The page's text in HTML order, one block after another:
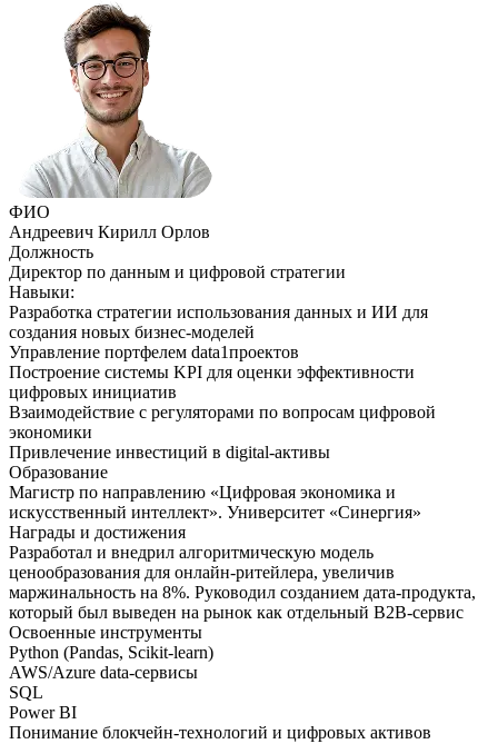
ФИО
Андреевич Кирилл Орлов
Должность
Директор по данным и цифровой стратегии
Навыки:
Разработка стратегии использования данных и ИИ для
создания новых бизнес-моделей
Управление портфелем data1проектов
Построение системы KPI для оценки эффективности
цифровых инициатив
Взаимодействие с регуляторами по вопросам цифровой
экономики
Привлечение инвестиций в digital-активы
Образование
Магистр по направлению «Цифровая экономика и
искусственный интеллект». Университет «Синергия»
Награды и достижения
Разработал и внедрил алгоритмическую модель
ценообразования для онлайн-ритейлера, увеличив
маржинальность на 8%. Руководил созданием дата-продукта,
который был выведен на рынок как отдельный B2B-сервис
Освоенные инструменты
Python (Pandas, Scikit-learn)
AWS/Azure data-сервисы
SQL
Power BI
Понимание блокчейн-технологий и цифровых активов